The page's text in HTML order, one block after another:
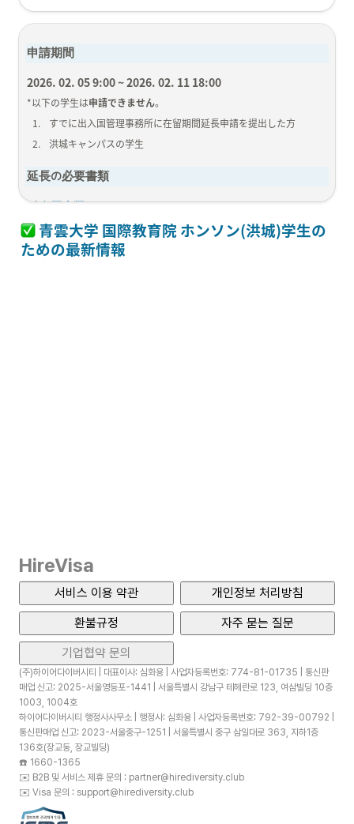
申請期間
2026. 02. 05 9:00 ~ 2026. 02. 11 18:00
*以下の学生は申請できません。
1.
すでに出入国管理事務所に在留期間延長申請を提出した方
2. 洪城キャンパスの学生
延長の必要書類
必要書類リスト:
必須書類:
1.
居住地証明書類
青雲大学 国際教育院 ホンソン(洪城)学生の
ための最新情報
HireVisa
서비스 이용 약관
개인정보 처리방침
환불규정
자주 묻는 질문
기업협약 문의
(주)하이어다이버시티 | 대표이사: 심화용 | 사업자등록번호: 774-81-01735 | 통신판
매업 신고: 2025-서울영등포-1441 | 서울특별시 강남구 테헤란로 123, 여삼빌딩 10층
1003, 1004호
하이어다이버시티 행정사사무소 | 행정사: 심화용 | 사업자등록번호: 792-39-00792 |
통신판매업 신고: 2023-서울중구-1251 | 서울특별시 중구 삼일대로 363, 지하1층
136호(장교동, 장교빌딩)
☎️ 1660-1365
✉️ B2B 및 서비스 제휴 문의 : partner@hirediversity.club
✉️ Visa 문의 : support@hirediversity.club